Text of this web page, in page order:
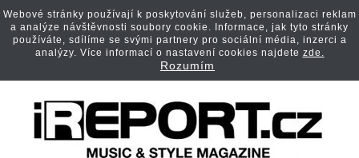
Webové stránky používají k poskytování služeb, personalizaci reklam
a analýze návštěvnosti soubory cookie. Informace, jak tyto stránky
používáte, sdílíme se svými partnery pro sociální média, inzerci a
analýzy. Více informací o nastavení cookies najdete zde.
Rozumím